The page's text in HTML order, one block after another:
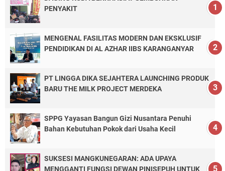
PENYAKIT
MENGENAL FASILITAS MODERN DAN EKSKLUSIF
PENDIDIKAN DI AL AZHAR IIBS KARANGANYAR
PT LINGGA DIKA SEJAHTERA LAUNCHING PRODUK
BARU THE MILK PROJECT MERDEKA
SPPG Yayasan Bangun Gizi Nusantara Penuhi
Bahan Kebutuhan Pokok dari Usaha Kecil
SUKSESI MANGKUNEGARAN: ADA UPAYA
MENGGANTI FUNGSI DEWAN PINISEPUH UNTUK